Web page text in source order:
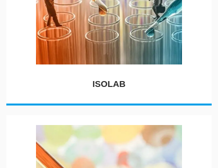
ISOLAB